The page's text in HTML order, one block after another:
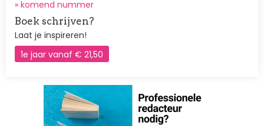
» komend nummer
Boek schrijven?
Laat je inspireren!
1e jaar vanaf € 21,50